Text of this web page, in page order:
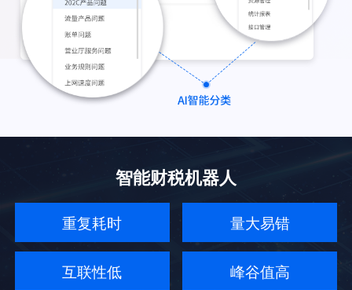
智能财税机器人
重复耗时 量大易错
互联性低 峰谷值高